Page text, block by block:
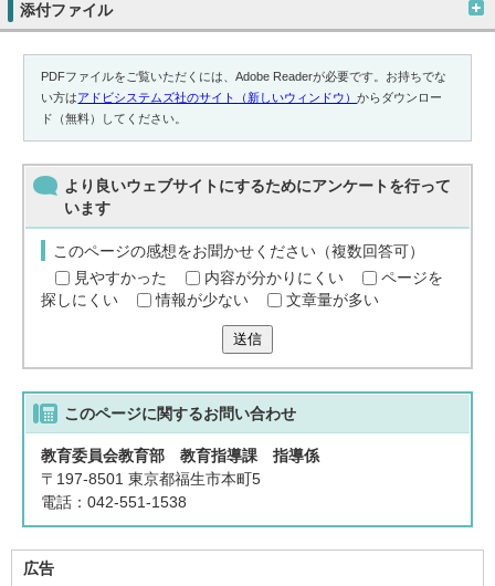
添付ファイル
PDFファイルをご覧いただくには、Adobe Readerが必要です。お持ちでな
い方はアドビシステムズ社のサイト（新しいウィンドウ）からダウンロー
ド（無料）してください。
より良いウェブサイトにするためにアンケートを行って
います
このページの感想をお聞かせください（複数回答可）
見やすかった
内容が分かりにくい
ページを
探しにくい
情報が少ない 文章量が多い
送信
このページに関するお問い合わせ
教育委員会教育部 教育指導課 指導係
〒197-8501 東京都福生市本町5
電話：042-551-1538
広告